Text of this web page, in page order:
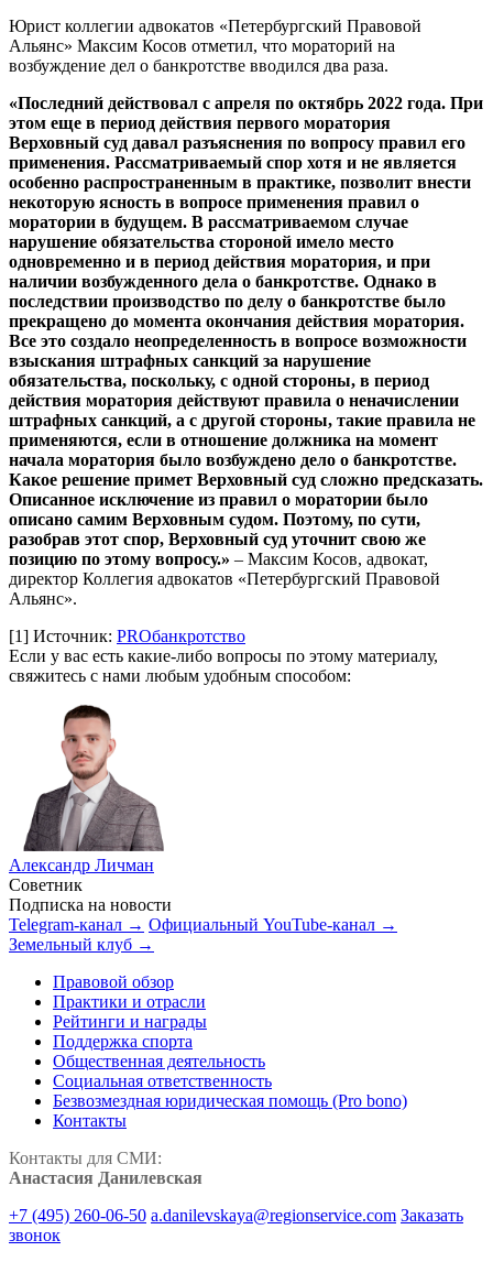
Юрист коллегии адвокатов «Петербургский Правовой
Альянс» Максим Косов отметил, что мораторий на
возбуждение дел о банкротстве вводился два раза.
«Последний действовал с апреля по октябрь 2022 года. При
этом еще в период действия первого моратория
Верховный суд давал разъяснения по вопросу правил его
применения. Рассматриваемый спор хотя и не является
особенно распространенным в практике, позволит внести
некоторую ясность в вопросе применения правил о
моратории в будущем. В рассматриваемом случае
нарушение обязательства стороной имело место
одновременно и в период действия моратория, и при
наличии возбужденного дела о банкротстве. Однако в
последствии производство по делу о банкротстве было
прекращено до момента окончания действия моратория.
Все это создало неопределенность в вопросе возможности
взыскания штрафных санкций за нарушение
обязательства, поскольку, с одной стороны, в период
действия моратория действуют правила о неначислении
штрафных санкций, а с другой стороны, такие правила не
применяются, если в отношение должника на момент
начала моратория было возбуждено дело о банкротстве.
Какое решение примет Верховный суд сложно предсказать.
Описанное исключение из правил о моратории было
описано самим Верховным судом. Поэтому, по сути,
разобрав этот спор, Верховный суд уточнит свою же
позицию по этому вопросу.» – Максим Косов, адвокат,
директор Коллегия адвокатов «Петербургский Правовой
Альянс».
[1] Источник: PROбанкротство
Если у вас есть какие-либо вопросы по этому материалу,
свяжитесь с нами любым удобным способом:
Александр Личман
Советник
Подписка на новости
Telegram-канал → Официальный YouTube-канал →
Земельный клуб →
Правовой обзор
Практики и отрасли
Рейтинги и награды
Поддержка спорта
Общественная деятельность
Социальная ответственность
Безвозмездная юридическая помощь (Pro bono)
Контакты
Контакты для СМИ:
Анастасия Данилевская
+7 (495) 260-06-50 a.danilevskaya@regionservice.com Заказать
звонок